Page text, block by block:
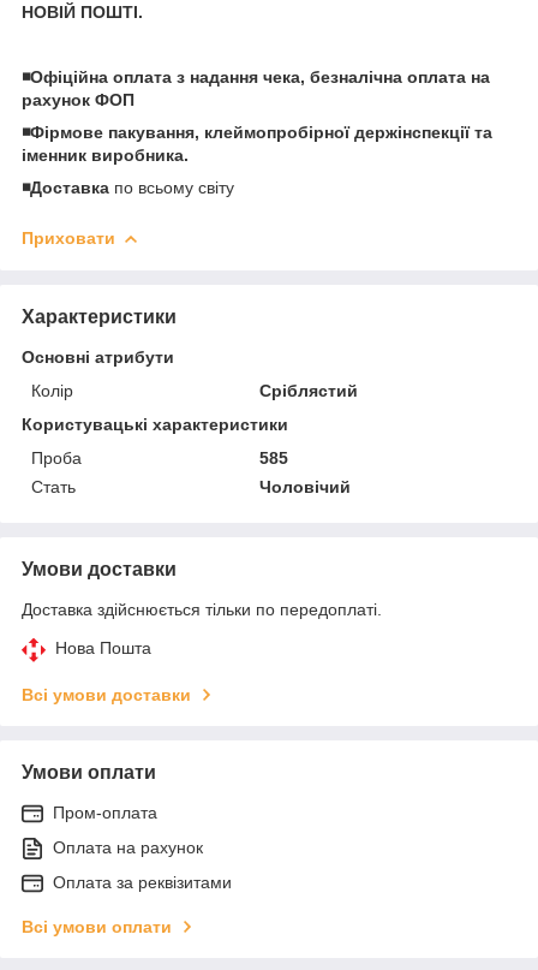
НОВІЙ ПОШТІ.
◾️Офіційна оплата з надання чека, безналічна оплата на
рахунок ФОП
◾️Фірмове пакування, клеймопробірної держінспекції та
іменник виробника.
◾️Доставка по всьому світу
Приховати
Характеристики
Основні атрибути
Колір
Сріблястий
Користувацькі характеристики
Проба
585
Стать
Чоловічий
Умови доставки
Доставка здійснюється тільки по передоплаті.
Нова Пошта
Всі умови доставки
Умови оплати
Пром-оплата
Оплата на рахунок
Оплата за реквізитами
Всі умови оплати